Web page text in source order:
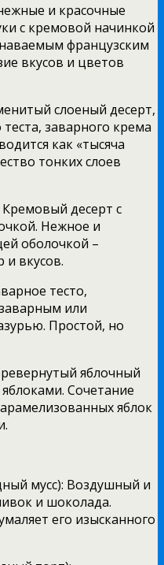
и красочные
с кремовой начинкой
французским
вкусов и цветов
слоеный десерт,
заварного крема
как «тысяча
тонких слоев
десерт с
Нежное и
оболочкой –
и вкусов.
тесто,
или
Простой, но
яблочный
Сочетание
яблок
мусс): Воздушный и
и шоколада.
его изысканного